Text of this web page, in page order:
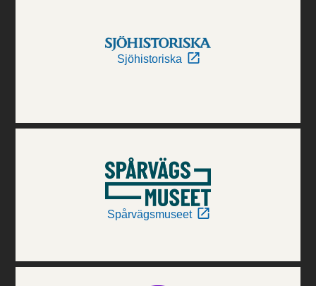
Sjöhistoriska
Spårvägsmuseet